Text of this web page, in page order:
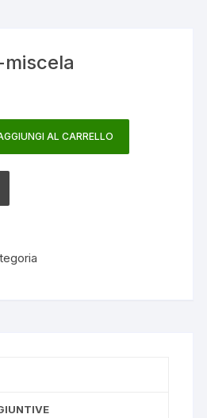
AL CARRELLO